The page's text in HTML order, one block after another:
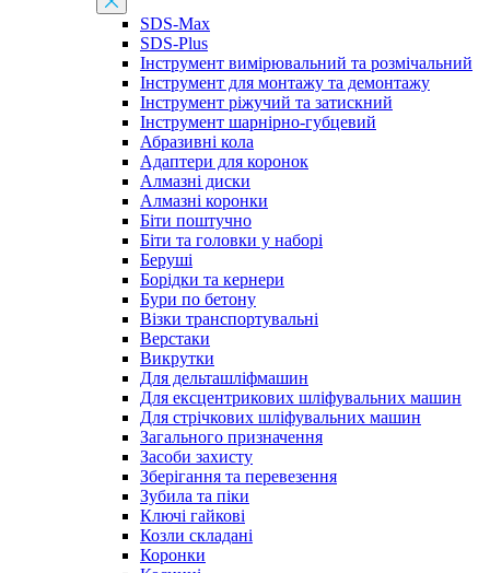
SDS-Max
SDS-Plus
Інструмент вимірювальний та розмічальний
Інструмент для монтажу та демонтажу
Інструмент ріжучий та затискний
Інструмент шарнірно-губцевий
Абразивні кола
Адаптери для коронок
Алмазні диски
Алмазні коронки
Біти поштучно
Біти та головки у наборі
Беруші
Борідки та кернери
Бури по бетону
Візки транспортувальні
Верстаки
Викрутки
Для дельташліфмашин
Для ексцентрикових шліфувальних машин
Для стрічкових шліфувальних машин
Загального призначення
Засоби захисту
Зберігання та перевезення
Зубила та піки
Ключі гайкові
Козли складані
Коронки